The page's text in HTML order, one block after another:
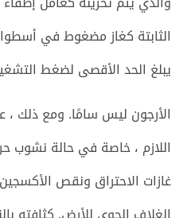
الثابتة كغاز مضغوط في
يبلغ الحد الأقصى لضغط التشغيل حاليًا
الأرجون ليس سامًا. ومع ذلك ،
اللازم ، خاصة في حالة نشوب